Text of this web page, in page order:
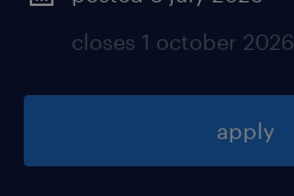
closes 1 october 2026
apply